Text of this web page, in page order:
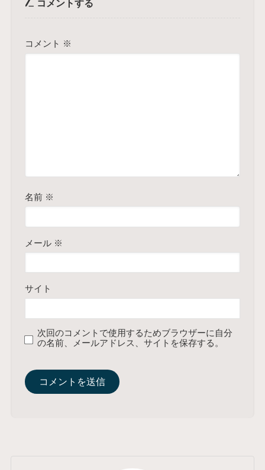
コメントする
コメント ※
名前 ※
メール ※
サイト
次回のコメントで使用するためブラウザーに自分
の名前、メールアドレス、サイトを保存する。